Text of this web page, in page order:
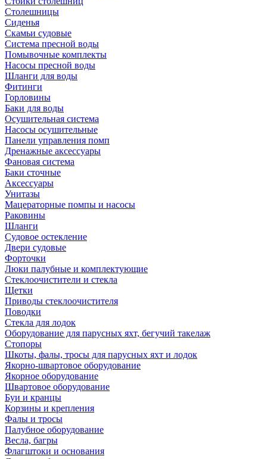
Столешницы
Сиденья
Скамьи судовые
Система пресной воды
Помывочные комплекты
Насосы пресной воды
Шланги для воды
Фитинги
Горловины
Баки для воды
Осушительная система
Насосы осушительные
Панели управления помп
Дренажные аксессуары
Фановая система
Баки сточные
Аксессуары
Унитазы
Мацераторные помпы и насосы
Раковины
Шланги
Судовое остекление
Двери судовые
Форточки
Люки палубные и комплектующие
Стеклоочистители и стекла
Щетки
Приводы стеклоочистителя
Поводки
Стекла для лодок
Оборудование для парусных яхт, бегучий такелаж
Стопоры
Шкоты, фалы, тросы для парусных яхт и лодок
Якорно-швартовое оборудование
Якорное оборудование
Швартовое оборудование
Буи и кранцы
Корзины и крепления
Фалы и тросы
Палубное оборудование
Весла, багры
Флагштоки и основания